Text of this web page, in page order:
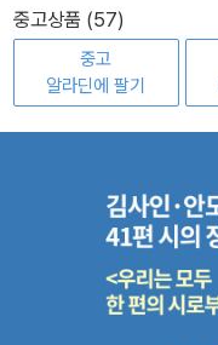
중고상품 (57)
중고
알라딘에 팔기